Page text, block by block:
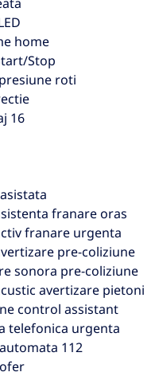
home
Stop
roti
16
franare oras
franare urgenta
pre-coliziune
sonora pre-coliziune
avertizare pietoni
control assistant
telefonica urgenta
112